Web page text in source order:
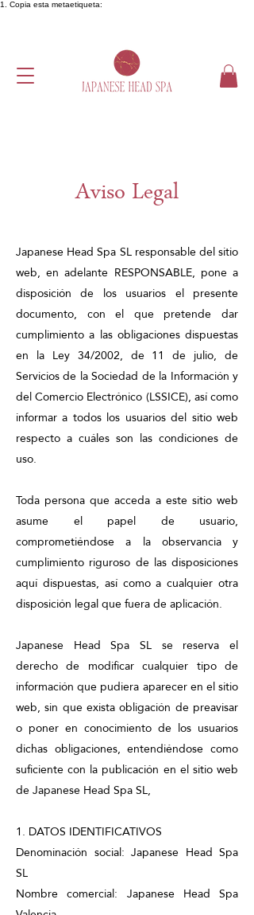
1. Copia esta metaetiqueta:
Aviso Legal
Japanese Head Spa SL responsable del sitio
web, en adelante RESPONSABLE, pone a
disposición de los usuarios el presente
documento, con el que pretende dar
cumplimiento a las obligaciones dispuestas
en la Ley 34/2002, de 11 de julio, de
Servicios de la Sociedad de la Información y
del Comercio Electrónico (LSSICE), así como
informar a todos los usuarios del sitio web
respecto a cuáles son las condiciones de
uso.
Toda persona que acceda a este sitio web
asume el papel de usuario,
comprometiéndose a la observancia y
cumplimiento riguroso de las disposiciones
aquí dispuestas, así como a cualquier otra
disposición legal que fuera de aplicación.
Japanese Head Spa SL se reserva el
derecho de modificar cualquier tipo de
información que pudiera aparecer en el sitio
web, sin que exista obligación de preavisar
o poner en conocimiento de los usuarios
dichas obligaciones, entendiéndose como
suficiente con la publicación en el sitio web
de Japanese Head Spa SL,
1. DATOS IDENTIFICATIVOS
Denominación social: Japanese Head Spa
SL
Nombre comercial: Japanese Head Spa